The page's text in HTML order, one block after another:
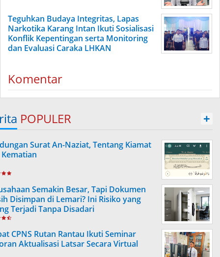
Teguhkan Budaya Integritas, Lapas
Narkotika Karang Intan Ikuti Sosialisasi
Konflik Kepentingan serta Monitoring
dan Evaluasi Caraka LHKAN
Komentar
POPULER +
Surat An-Naziat, Tentang Kiamat
Semakin Besar, Tapi Dokumen
Disimpan di Lemari? Ini Risiko yang
Terjadi Tanpa Disadari
CPNS Rutan Rantau Ikuti Seminar
Aktualisasi Latsar Secara Virtual